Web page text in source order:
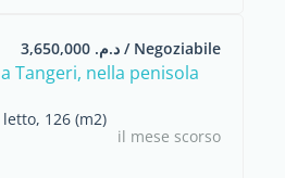
د.م. 3,650,000 / Negoziabile
Tangeri, nella penisola
126 (m2)
il mese scorso